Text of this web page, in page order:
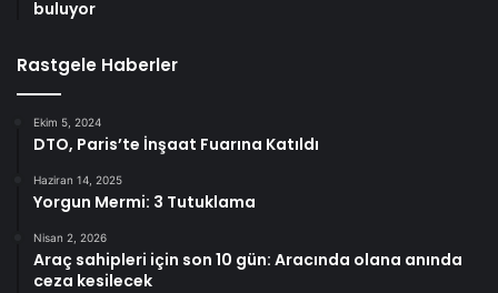
buluyor
Rastgele Haberler
Ekim 5, 2024
DTO, Paris’te İnşaat Fuarına Katıldı
Haziran 14, 2025
Yorgun Mermi: 3 Tutuklama
Nisan 2, 2026
Araç sahipleri için son 10 gün: Aracında olana anında
ceza kesilecek